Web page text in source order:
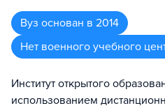
Вуз основан в 2014
Нет военного учебного
Институт открытого
использованием